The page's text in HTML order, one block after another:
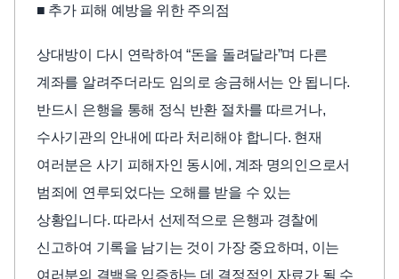
■ 추가 피해 예방을 위한 주의점
상대방이 다시 연락하여 “돈을 돌려달라”며 다른
계좌를 알려주더라도 임의로 송금해서는 안 됩니다.
반드시 은행을 통해 정식 반환 절차를 따르거나,
수사기관의 안내에 따라 처리해야 합니다. 현재
여러분은 사기 피해자인 동시에, 계좌 명의인으로서
범죄에 연루되었다는 오해를 받을 수 있는
상황입니다. 따라서 선제적으로 은행과 경찰에
신고하여 기록을 남기는 것이 가장 중요하며, 이는
여러분의 결백을 입증하는 데 결정적인 자료가 될 수